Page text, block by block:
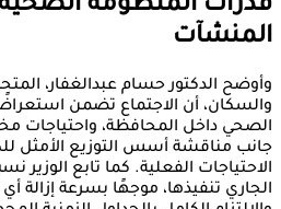
قدرات المنظومة الصحية
المنشآت
وأوضح الدكتور حسام عبدالغفار،
والسكان، أن الاجتماع تضمن
الصحي داخل المحافظة، واحتياجات
جانب مناقشة أسس التوزيع الأمثل
الاحتياجات الفعلية. كما تابع الوزير
الجاري تنفيذها، موجهًا بسرعة إزالة